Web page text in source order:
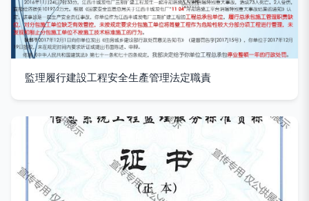
監理履行建設工程安全生產管理法定職責